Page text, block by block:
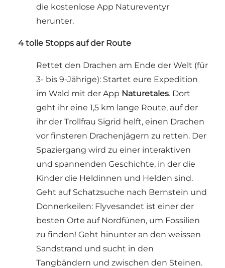
die kostenlose App Natureventyr
herunter.
4 tolle Stopps auf der Route
Rettet den Drachen am Ende der Welt (für
3- bis 9-Jährige): Startet eure Expedition
im Wald mit der App Naturetales. Dort
geht ihr eine 1,5 km lange Route, auf der
ihr der Trollfrau Sigrid helft, einen Drachen
vor finsteren Drachenjägern zu retten. Der
Spaziergang wird zu einer interaktiven
und spannenden Geschichte, in der die
Kinder die Heldinnen und Helden sind.
Geht auf Schatzsuche nach Bernstein und
Donnerkeilen: Flyvesandet ist einer der
besten Orte auf Nordfünen, um Fossilien
zu finden! Geht hinunter an den weissen
Sandstrand und sucht in den
Tangbändern und zwischen den Steinen.